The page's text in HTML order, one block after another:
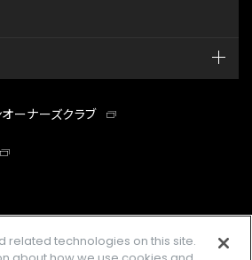
ーナーズクラブ
facebookinstagramtwitter
related technologies on this site.